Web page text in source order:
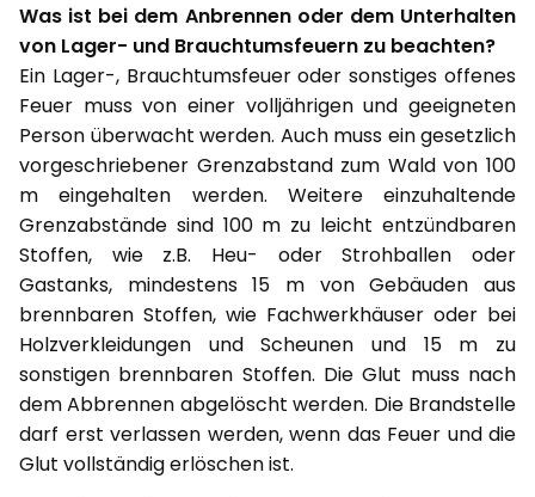
Was ist bei dem Anbrennen oder dem Unterhalten
von Lager- und Brauchtumsfeuern zu beachten?
Ein Lager-, Brauchtumsfeuer oder sonstiges offenes
Feuer muss von einer volljährigen und geeigneten
Person überwacht werden. Auch muss ein gesetzlich
vorgeschriebener Grenzabstand zum Wald von 100
m eingehalten werden. Weitere einzuhaltende
Grenzabstände sind 100 m zu leicht entzündbaren
Stoffen, wie z.B. Heu- oder Strohballen oder
Gastanks, mindestens 15 m von Gebäuden aus
brennbaren Stoffen, wie Fachwerkhäuser oder bei
Holzverkleidungen und Scheunen und 15 m zu
sonstigen brennbaren Stoffen. Die Glut muss nach
dem Abbrennen abgelöscht werden. Die Brandstelle
darf erst verlassen werden, wenn das Feuer und die
Glut vollständig erlöschen ist.